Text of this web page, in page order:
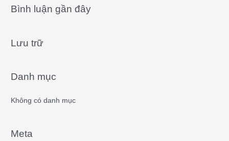
r
h
:
Bình luận gần đây
Lưu trữ
Danh mục
Không có danh mục
Meta